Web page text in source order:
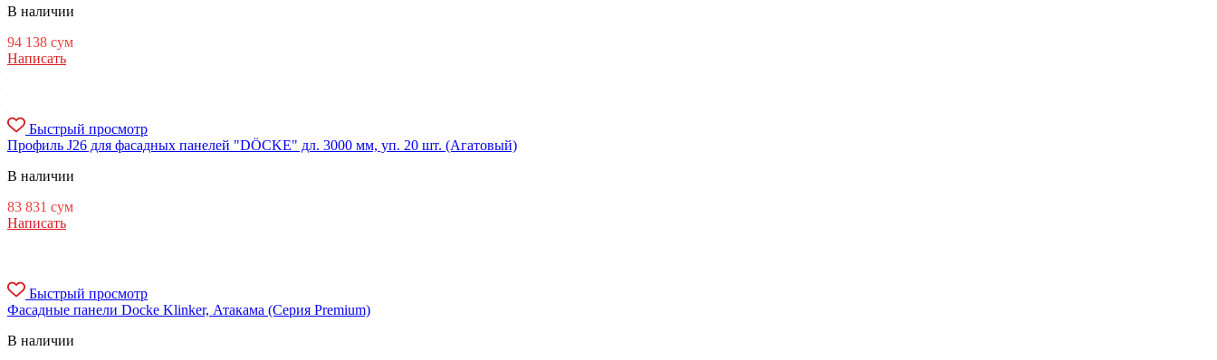
В наличии
94 138 сум
Написать
Быстрый просмотр
Профиль J26 для фасадных панелей "DÖCKE" дл. 3000 мм, уп. 20 шт. (Агатовый)
В наличии
83 831 сум
Написать
Быстрый просмотр
Фасадные панели Docke Klinker, Атакама (Серия Premium)
В наличии